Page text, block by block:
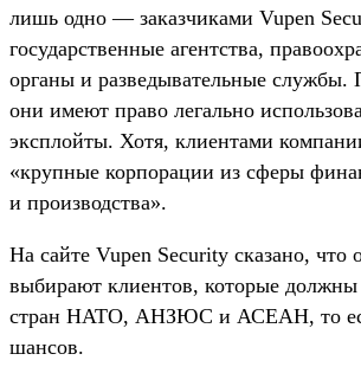
лишь одно — заказчиками Vupen
государственные агентства,
органы и разведывательные службы.
они имеют право легально
эксплойты. Хотя, клиентами
«крупные корпорации из сферы
и производства».
На сайте Vupen Security сказано, что
выбирают клиентов, которые должны
стран НАТО, АНЗЮС и АСЕАН, то
шансов.